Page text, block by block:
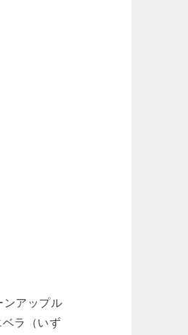
ンアップル
ラ（いず